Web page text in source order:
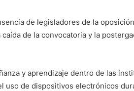
de legisladores de la
de la convocatoria y la
y aprendizaje dentro de las
uso de dispositivos electrónicos